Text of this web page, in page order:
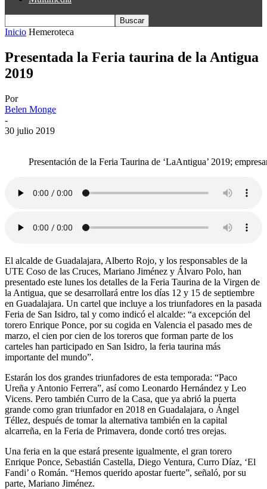
Inicio Hemeroteca
Presentada la Feria taurina de la Antigua
2019
Por
Belen Monge
-
30 julio 2019
Presentación de la Feria Taurina de ‘LaAntigua’ 2019;
El alcalde de Guadalajara, Alberto Rojo, y los responsables de la
UTE Coso de las Cruces, Mariano Jiménez y Álvaro Polo, han
presentado este lunes los detalles de la Feria Taurina de la Virgen de
la Antigua, que se desarrollará entre los días 12 y 15 de septiembre
en Guadalajara. Un cartel que incluye a los triunfadores en la pasada
Feria de San Isidro, tal y como indicó el alcalde: “a excepción del
torero Enrique Ponce, por su cogida en Valencia el pasado mes de
marzo, el cien por cien de los toreros que forman parte de los
carteles han participado en San Isidro, la feria taurina más
importante del mundo”.
Estarán los dos grandes triunfadores de esta temporada: “Paco
Ureña y Antonio Ferrera”, así como Leonardo Hernández y Leo
Vicens. Pero también Curro de la Casa, que ya abrió la puerta
grande como gran triunfador en 2018 en Guadalajara, o Ángel
Téllez, después de tomar la alternativa también en la capital
alcarreña, en la Feria de Primavera, donde cortó tres orejas.
Una feria en la que estará presente igualmente, el gran torero
Enrique Ponce, Sebastián Castella, Diego Ventura, Curro Díaz, ‘El
Fandi’ o Román. “Hemos querido apostar fuerte”, señaló, por su
parte, Mariano Jiménez.